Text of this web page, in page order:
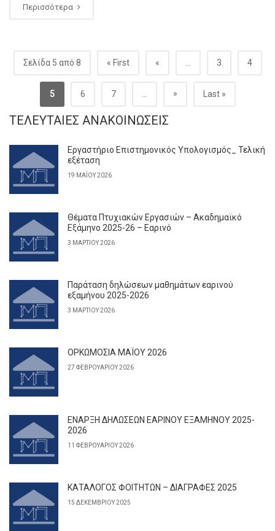
Περισσότερα
Σελίδα 5 από 8 « First « 3 4
5 6 7 » Last »
ΤΕΛΕΥΤΑΊΕΣ ΑΝΑΚΟΙΝΏΣΕΙΣ
Εργαστήριο Επιστημονικός Υπολογισμός_ Τελική
εξέταση
19 ΜΑΪ́ΟΥ 2026
Θέματα Πτυχιακών Εργασιών – Ακαδημαϊκό
Εξάμηνο 2025-26 – Εαρινό
3 ΜΑΡΤΊΟΥ 2026
Παράταση δηλώσεων μαθημάτων εαρινού
εξαμήνου 2025-2026
3 ΜΑΡΤΊΟΥ 2026
ΟΡΚΩΜΟΣΙΑ ΜΑΪΟΥ 2026
27 ΦΕΒΡΟΥΑΡΊΟΥ 2026
ΕΝΑΡΞΗ ΔΗΛΩΣΕΩΝ ΕΑΡΙΝΟΥ ΕΞΑΜΗΝΟΥ 2025-
2026
11 ΦΕΒΡΟΥΑΡΊΟΥ 2026
ΚΑΤΑΛΟΓΟΣ ΦΟΙΤΗΤΩΝ – ΔΙΑΓΡΑΦΕΣ 2025
15 ΔΕΚΕΜΒΡΊΟΥ 2025